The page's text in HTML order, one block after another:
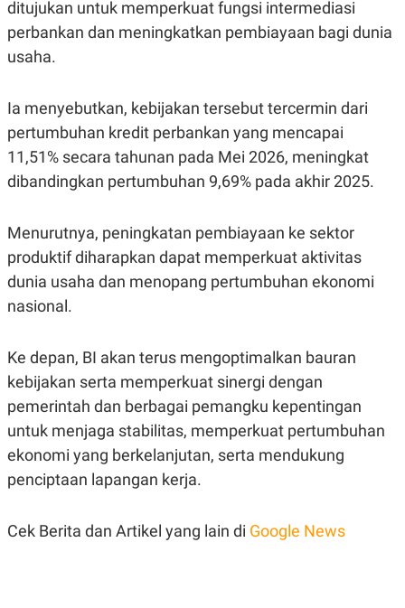
C
A
D
M
L
E
A
E
D
L
A
N
G
G
A
N
C
T
A
K
K
I
N
R
E
M
I
E
N
P
A
P
R
D
E
T
I
S
I
G
M
ditujukan untuk memperkuat fungsi intermediasi
perbankan dan meningkatkan pembiayaan bagi dunia
usaha.
Ia menyebutkan, kebijakan tersebut tercermin dari
pertumbuhan kredit perbankan yang mencapai
11,51% secara tahunan pada Mei 2026, meningkat
dibandingkan pertumbuhan 9,69% pada akhir 2025.
Menurutnya, peningkatan pembiayaan ke sektor
produktif diharapkan dapat memperkuat aktivitas
dunia usaha dan menopang pertumbuhan ekonomi
nasional.
Ke depan, BI akan terus mengoptimalkan bauran
kebijakan serta memperkuat sinergi dengan
pemerintah dan berbagai pemangku kepentingan
untuk menjaga stabilitas, memperkuat pertumbuhan
ekonomi yang berkelanjutan, serta mendukung
penciptaan lapangan kerja.
Cek Berita dan Artikel yang lain di Google News